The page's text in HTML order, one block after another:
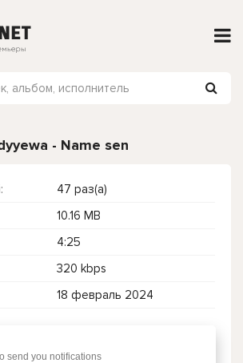
- Name sen
47 раз(а)
10.16 MB
4:25
320 kbps
18 февраль 2024
send you notifications